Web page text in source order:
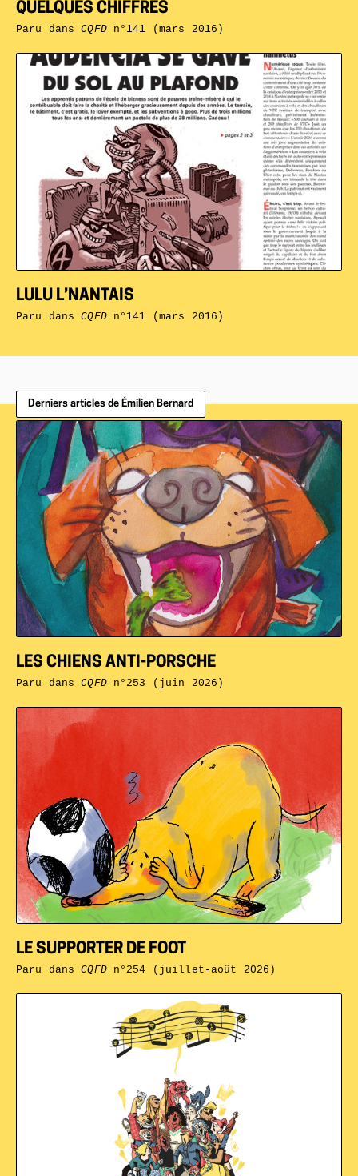
LULU L’NANTAIS
Paru dansCQFDn°141 (mars 2016)
QUELQUES CHIFFRES
Paru dansCQFDn°141 (mars 2016)
Derniers articles de Émilien Bernard
LE SUPPORTER DE FOOT
Paru dansCQFDn°254 (juillet-août 2026)
LES CHIENS ANTI-PORSCHE
Paru dansCQFDn°253 (juin 2026)